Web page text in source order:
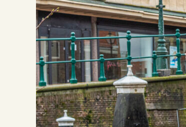
17.00
Inklappen